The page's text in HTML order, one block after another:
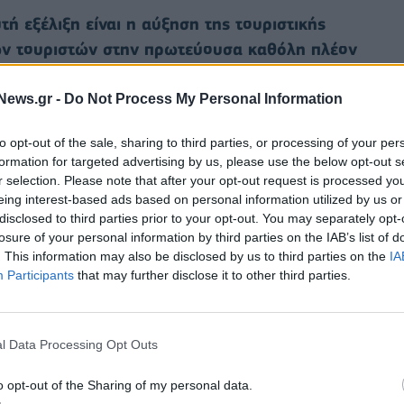
- Do Not Process My Personal Information
opt-out of the sale, sharing to third parties, or processing of your
for targeted advertising by us, please use the below opt-out
selection. Please note that after your opt-out request is processed
interest-based ads based on personal information utilized by us
to third parties prior to your opt-out. You may separately
of your personal information by third parties on the IAB’s list of
This information may also be disclosed by us to third parties on the
Participants that may further disclose it to other third parties.
Data Processing Opt Outs
opt-out of the Sharing of my personal data.
εξέλιξη είναι η αύξηση της τουριστικής
τουριστών στην πρωτεύουσα καθόλη πλέον
αν και έχει μειωθεί η δραστηριότητα των
(ένδυση – υπόδηση), υπάρχει ενίσχυση
Η παρουσία για παράδειγμα γνωστών
στο εμπορικό τρίγωνο, όπως για παράδειγμα
συνδέεται σε μεγάλο βαθμό με την ανάπτυξη
Airbnb) στην περιοχή της Πλατείας
και βεβαίως και στην ανακάμπτουσα περιοχή
καν στο κέντρο της πρωτεύουσας, καθώς
και των Εξαρχείων διαιωνίζουν τα
της πρωτεύουσας το ποσοστό των κλειστών
Ακολουθούν η Σοφοκλέους (38,5%),